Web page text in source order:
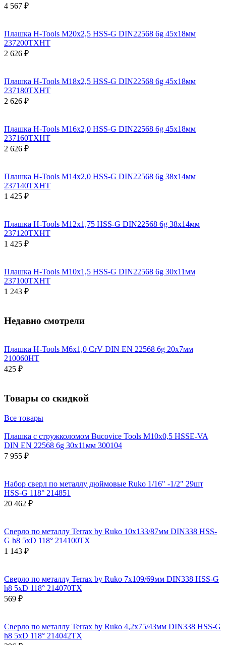
4 567 ₽
Плашка H-Tools М20х2,5 HSS-G DIN22568 6g 45х18мм
237200TXHT
2 626 ₽
Плашка H-Tools М18х2,5 HSS-G DIN22568 6g 45х18мм
237180TXHT
2 626 ₽
Плашка H-Tools М16х2,0 HSS-G DIN22568 6g 45х18мм
237160TXHT
2 626 ₽
Плашка H-Tools М14х2,0 HSS-G DIN22568 6g 38х14мм
237140TXHT
1 425 ₽
Плашка H-Tools М12х1,75 HSS-G DIN22568 6g 38х14мм
237120TXHT
1 425 ₽
Плашка H-Tools М10х1,5 HSS-G DIN22568 6g 30х11мм
237100TXHT
1 243 ₽
Недавно смотрели
Плашка H-Tools М6х1,0 CrV DIN EN 22568 6g 20х7мм
210060HT
425 ₽
Товары со скидкой
Все товары
Плашка с стружколомом Bucovice Tools М10х0,5 HSSE-VA
DIN EN 22568 6g 30х11мм 300104
7 955 ₽
Набор сверл по металлу дюймовые Ruko 1/16" -1/2" 29шт
HSS-G 118° 214851
20 462 ₽
Сверло по металлу Terrax by Ruko 10x133/87мм DIN338 HSS-
G h8 5xD 118° 214100TX
1 143 ₽
Сверло по металлу Terrax by Ruko 7x109/69мм DIN338 HSS-G
h8 5xD 118° 214070TX
569 ₽
Сверло по металлу Terrax by Ruko 4,2x75/43мм DIN338 HSS-G
h8 5xD 118° 214042TX